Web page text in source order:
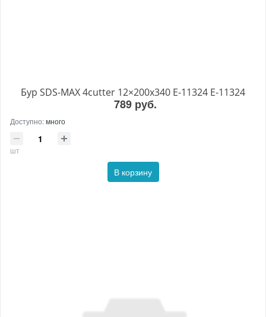
Бур SDS-MAX 4cutter 12×200x340 E-11324 E-11324
789 руб.
Доступно:много
шт
В корзину